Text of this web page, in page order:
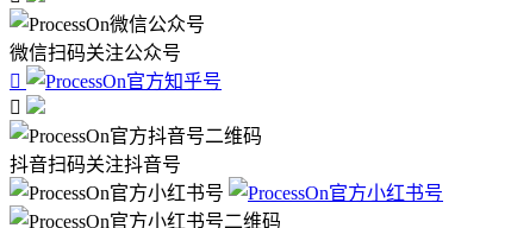
微信扫码关注公众号


抖音扫码关注抖音号